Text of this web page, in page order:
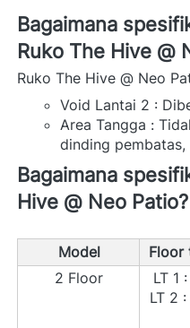
Bagaimana
Ruko The Hive @
Ruko The Hive @ Neo
Void Lantai 2 :
Area Tangga :
dinding
Bagaimana
Hive @ Neo Patio?
Model Floor
2 Floor
LT 1
LT 2